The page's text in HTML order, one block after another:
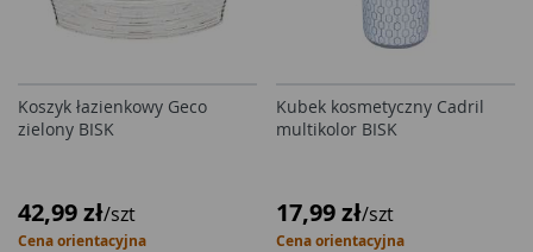
Koszyk łazienkowy Geco
zielony BISK
42,99 zł/szt
Cena orientacyjna
Kubek kosmetyczny Cadril
multikolor BISK
17,99 zł/szt
Cena orientacyjna